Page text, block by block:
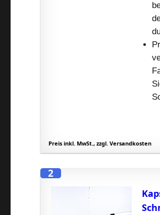
Preis inkl. MwSt., zzgl. Versandkosten
2